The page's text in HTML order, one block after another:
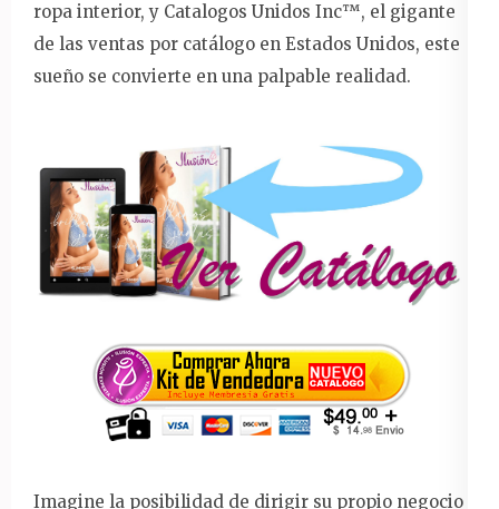
ropa interior, y Catalogos Unidos Inc™️, el gigante
de las ventas por catálogo en Estados Unidos, este
sueño se convierte en una palpable realidad.
Imagine la posibilidad de dirigir su propio negocio